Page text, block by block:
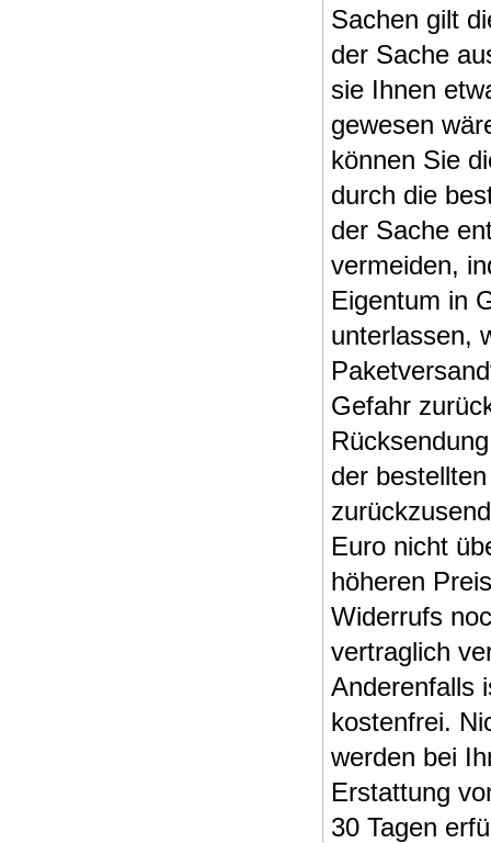
Sachen gilt
der Sache
sie Ihnen
gewesen
können Sie
durch die
der Sache
vermeiden,
Eigentum in
unterlassen,
Gefahr
der
Euro nicht
höheren
Widerrufs
vertraglich
Anderenfalls
kostenfrei.
werden bei
Erstattung
30 Tagen